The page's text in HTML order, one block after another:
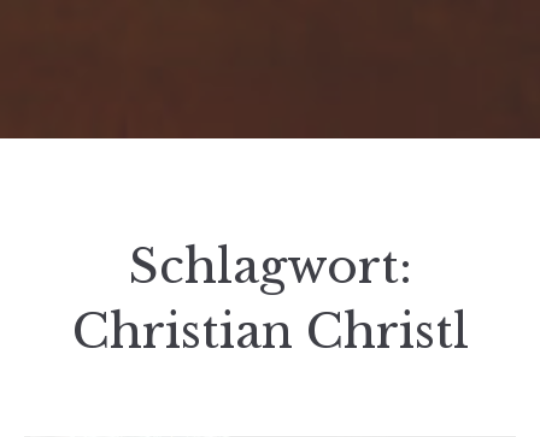
Schlagwort:
Christian Christl